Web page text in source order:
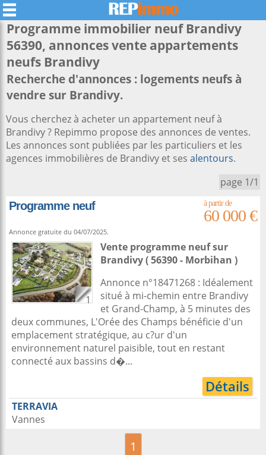
Programme immobilier neuf Brandivy
56390, annonces vente appartements
neufs Brandivy
Recherche d'annonces : logements neufs à
vendre sur Brandivy.
Vous cherchez à acheter un appartement neuf à
Brandivy ? Repimmo propose des annonces de ventes.
Les annonces sont publiées par les particuliers et les
agences immobilières de Brandivy et ses alentours.
page 1/1
Programme neuf
60 000 €
Annonce gratuite du 04/07/2025.
1
Vente programme neufsur
Brandivy( 56390 - Morbihan )
Annonce n°18471268 : Idéalement
situé à mi-chemin entre Brandivy
et Grand-Champ, à 5 minutes des
deux communes, L'Orée des Champs bénéficie d'un
emplacement stratégique, au c?ur d'un
environnement naturel paisible, tout en restant
connecté aux bassins d�...
Détails
TERRAVIA
Vannes
1